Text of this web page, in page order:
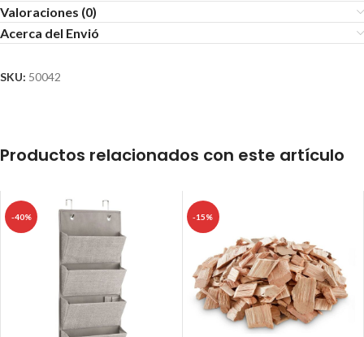
Valoraciones (0)
Acerca del Envió
SKU: 50042
Productos relacionados con este artículo
-40% -15%